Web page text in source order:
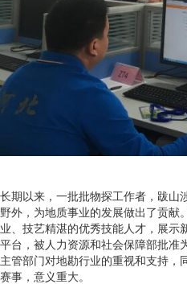
长期以来，一批批物探工作者，跋山
野外，为地质事业的发展做出了贡献
业、技艺精湛的优秀技能人才，展示
平台，被人力资源和社会保障部批准
主管部门对地勘行业的重视和支持，
赛事，意义重大。